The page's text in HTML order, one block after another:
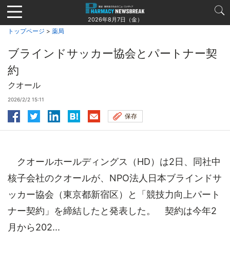
Jump
to
navigation
2026年8月7日（金）
トップページ > 薬局
ブラインドサッカー協会とパートナー契
約
クオール
2026/2/2 15:11
保存
クオールホールディングス（HD）は2日、同社中
核子会社のクオールが、NPO法人日本ブラインドサ
ッカー協会（東京都新宿区）と「競技力向上パート
ナー契約」を締結したと発表した。 契約は今年2
月から202...